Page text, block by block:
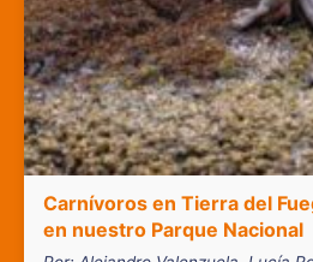
Carnívoros en Tierra del
en nuestro Parque Nacional